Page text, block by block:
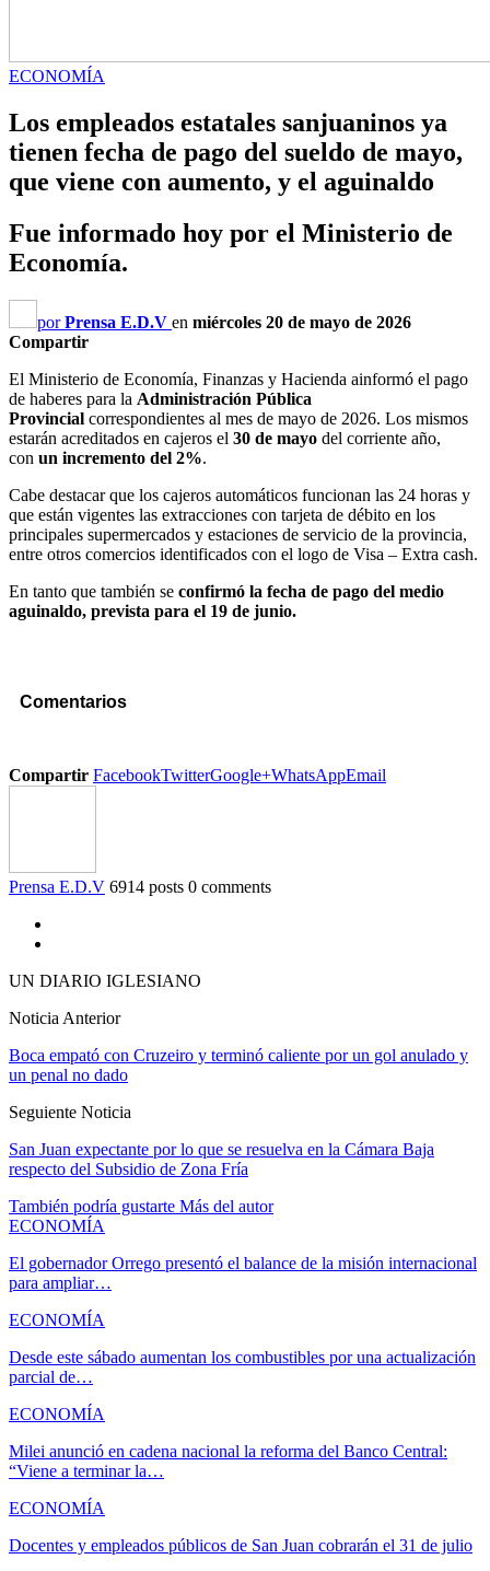
ECONOMÍA
Los empleados estatales sanjuaninos ya
tienen fecha de pago del sueldo de mayo,
que viene con aumento, y el aguinaldo
Fue informado hoy por el Ministerio de
Economía.
porPrensa E.D.V en miércoles 20 de mayo de 2026
Compartir
El Ministerio de Economía, Finanzas y Hacienda ainformó el pago
de haberes para la Administración Pública
Provincial correspondientes al mes de mayo de 2026. Los mismos
estarán acreditados en cajeros el 30 de mayo del corriente año,
con un incremento del 2%.
Cabe destacar que los cajeros automáticos funcionan las 24 horas y
que están vigentes las extracciones con tarjeta de débito en los
principales supermercados y estaciones de servicio de la provincia,
entre otros comercios identificados con el logo de Visa – Extra cash.
En tanto que también se confirmó la fecha de pago del medio
aguinaldo, prevista para el 19 de junio.
Comentarios
Compartir FacebookTwitterGoogle+WhatsAppEmail
Prensa E.D.V 6914 posts 0 comments
UN DIARIO IGLESIANO
Noticia Anterior
Boca empató con Cruzeiro y terminó caliente por un gol anulado y
un penal no dado
Seguiente Noticia
San Juan expectante por lo que se resuelva en la Cámara Baja
respecto del Subsidio de Zona Fría
También podría gustarte Más del autor
ECONOMÍA
El gobernador Orrego presentó el balance de la misión internacional
para ampliar…
ECONOMÍA
Desde este sábado aumentan los combustibles por una actualización
parcial de…
ECONOMÍA
Milei anunció en cadena nacional la reforma del Banco Central:
“Viene a terminar la…
ECONOMÍA
Docentes y empleados públicos de San Juan cobrarán el 31 de julio